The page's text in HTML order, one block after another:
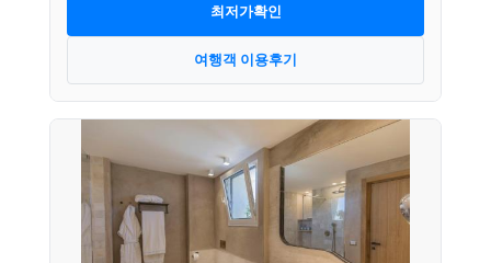
최저가확인
여행객 이용후기